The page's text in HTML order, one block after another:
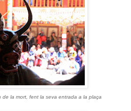
de la mort, fent la seva entrada a la plaça